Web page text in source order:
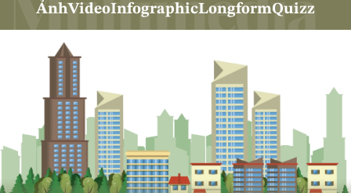
ẢnhVideoInfographicLongformQuizz